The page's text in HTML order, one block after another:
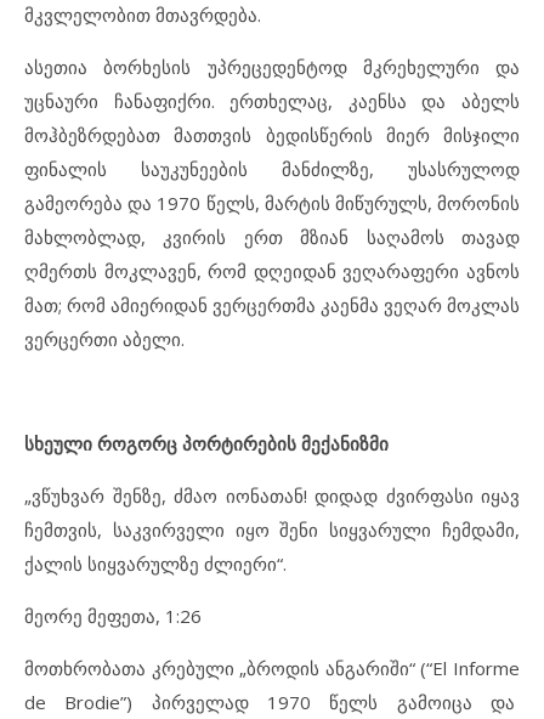
მკვლელობით მთავრდება.
ასეთია ბორხესის უპრეცედენტოდ მკრეხელური და
უცნაური ჩანაფიქრი. ერთხელაც, კაენსა და აბელს
მოჰბეზრდებათ მათთვის ბედისწერის მიერ მისჯილი
ფინალის საუკუნეების მანძილზე, უსასრულოდ
გამეორება და 1970 წელს, მარტის მიწურულს, მორონის
მახლობლად, კვირის ერთ მზიან საღამოს თავად
ღმერთს მოკლავენ, რომ დღეიდან ვეღარაფერი ავნოს
მათ; რომ ამიერიდან ვერცერთმა კაენმა ვეღარ მოკლას
ვერცერთი აბელი.
სხეული როგორც პორტირების მექანიზმი
„ვწუხვარ შენზე, ძმაო იონათან! დიდად ძვირფასი იყავ
ჩემთვის, საკვირველი იყო შენი სიყვარული ჩემდამი,
ქალის სიყვარულზე ძლიერი“.
მეორე მეფეთა, 1:26
მოთხრობათა კრებული „ბროდის ანგარიში“ (“El Informe
de Brodie”) პირველად 1970 წელს გამოიცა და